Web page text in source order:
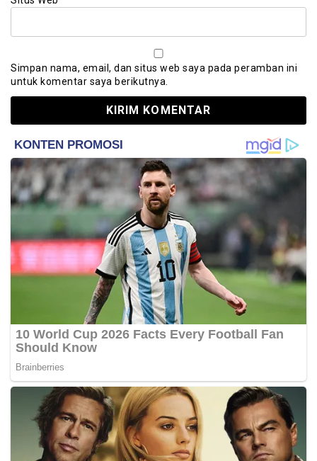
Simpan nama, email, dan situs web saya pada peramban ini
untuk komentar saya berikutnya.